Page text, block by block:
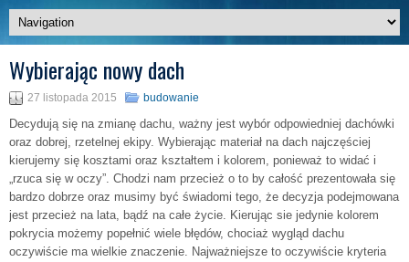
Wybierając nowy dach
27 listopada 2015 budowanie
Decydują się na zmianę dachu, ważny jest wybór odpowiedniej dachówki
oraz dobrej, rzetelnej ekipy. Wybierając materiał na dach najczęściej
kierujemy się kosztami oraz kształtem i kolorem, ponieważ to widać i
„rzuca się w oczy”. Chodzi nam przecież o to by całość prezentowała się
bardzo dobrze oraz musimy być świadomi tego, że decyzja podejmowana
jest przecież na lata, bądź na całe życie. Kierując sie jedynie kolorem
pokrycia możemy popełnić wiele błędów, chociaż wygląd dachu
oczywiście ma wielkie znaczenie. Najważniejsze to oczywiście kryteria